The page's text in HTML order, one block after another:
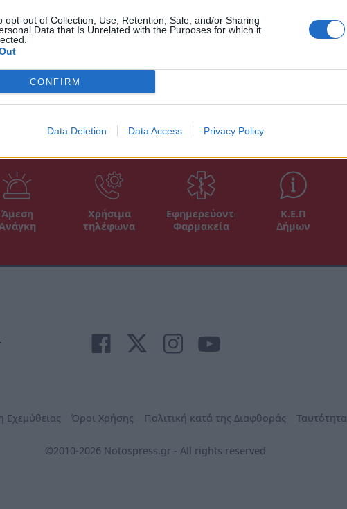
opt-out of Collection, Use, Retention, Sale, and/or Sharing
Data that Is Unrelated with the Purposes for which it
CONFIRM
Data Deletion Data Access Privacy Policy
Άμεση
Χρήσιμα
τηλέφωνα
Εφημερεύοντα
Φαρμακεία
Κ.Ε.Π
Δήμων
Εχεμύθειας Όροι Χρήσης Πολιτική κατά της Διαφθοράς Ταυτότητα
©2010-2026 Notospress.gr - All rights reserved